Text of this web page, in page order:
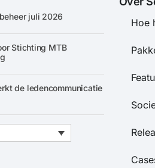
juli 2026
Stichting MTB
de ledencommunicatie
Hoe